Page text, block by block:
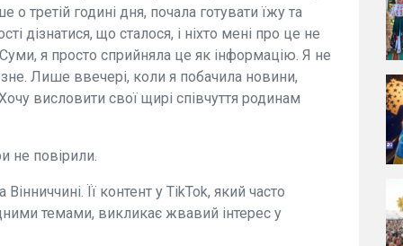
о третій годині дня, почала готувати їжу та
дізнатися, що сталося, і ніхто мені про це не
я просто сприйняла це як інформацію. Я не
Лише ввечері, коли я побачила новини,
висловити свої щирі співчуття родинам
не повірили.
Її контент у TikTok, який часто
темами, викликає жвавий інтерес у